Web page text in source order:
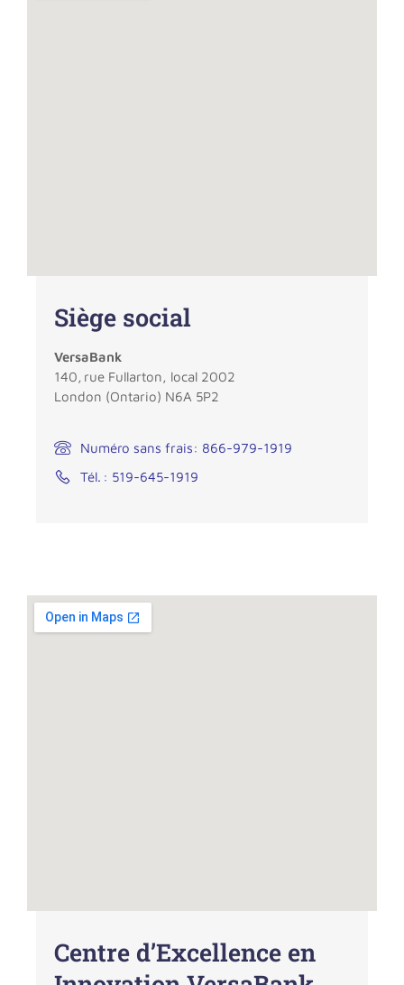
Siège social
VersaBank
140, rue Fullarton, local 2002
London (Ontario) N6A 5P2
Numéro sans frais: 866-979-1919
Tél. : 519-645-1919
Centre d’Excellence en